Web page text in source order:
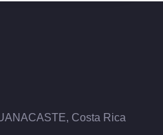
Costa Rica